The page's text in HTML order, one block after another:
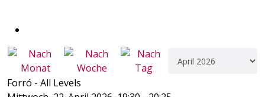
Forró - All Levels